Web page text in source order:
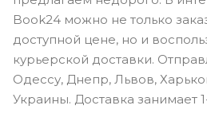
Book24 можно не только
доступной цене, но и
курьерской доставки.
Одессу, Днепр, Львов,
Украины. Доставка занимает